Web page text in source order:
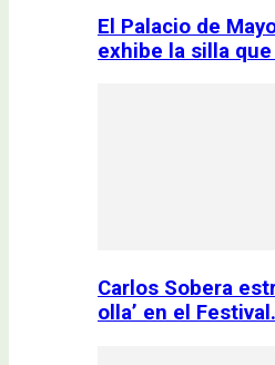
El Palacio de
exhibe la silla
Carlos Sobera
olla’ en el